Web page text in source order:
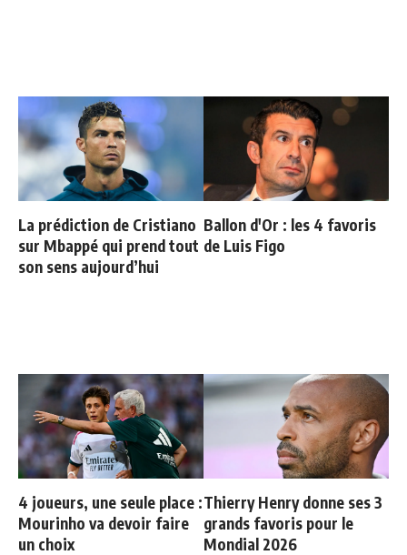
La prédiction de Cristiano
sur Mbappé qui prend tout
son sens aujourd’hui
Ballon d'Or : les 4 favoris
de Luis Figo
4 joueurs, une seule place :
Mourinho va devoir faire
un choix
Thierry Henry donne ses 3
grands favoris pour le
Mondial 2026